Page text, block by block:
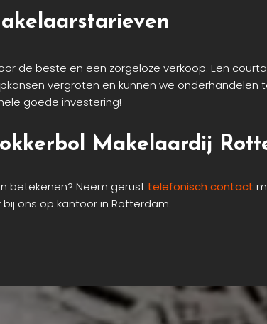
de beste en een zorgeloze verkoop. Een
vergroten en kunnen we
goede investering!
Makelaardij
betekenen? Neem gerust telefonisch contact
ons op kantoor in Rotterdam.